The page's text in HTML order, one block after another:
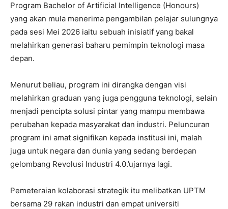
Program Bachelor of Artificial Intelligence (Honours)
yang akan mula menerima pengambilan pelajar sulungnya
pada sesi Mei 2026 iaitu sebuah inisiatif yang bakal
melahirkan generasi baharu pemimpin teknologi masa
depan.
Menurut beliau, program ini dirangka dengan visi
melahirkan graduan yang juga pengguna teknologi, selain
menjadi pencipta solusi pintar yang mampu membawa
perubahan kepada masyarakat dan industri. Peluncuran
program ini amat signifikan kepada institusi ini, malah
juga untuk negara dan dunia yang sedang berdepan
gelombang Revolusi Industri 4.0.’ujarnya lagi.
Pemeteraian kolaborasi strategik itu melibatkan UPTM
bersama 29 rakan industri dan empat universiti